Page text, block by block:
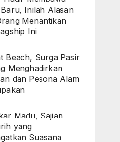
Inilah Alasan
Menantikan
Ini
Beach, Surga Pasir
Menghadirkan
dan Pesona Alam
Madu, Sajian
yang
Suasana